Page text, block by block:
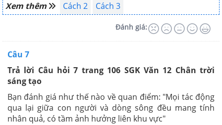
Xem thêm
Cách 2 Cách 3
Đánh giá:
Câu 7
Trả lời Câu hỏi 7 trang 106 SGK Văn 12 Chân trời
sáng tạo
Bạn đánh giá như thế nào về quan điểm: "Mọi tác động
qua lại giữa con người và dòng sông đều mang tính
nhân quả, có tầm ảnh hưởng liên khu vực"